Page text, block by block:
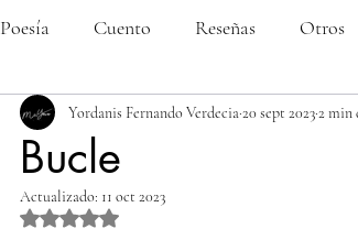
Poesía Cuento Reseñas Otros
Bucle
Yordanis Fernando Verdecia20 sept 20232 min
Actualizado: 11 oct 2023
Obtuvo NaN de 5 estrellas.